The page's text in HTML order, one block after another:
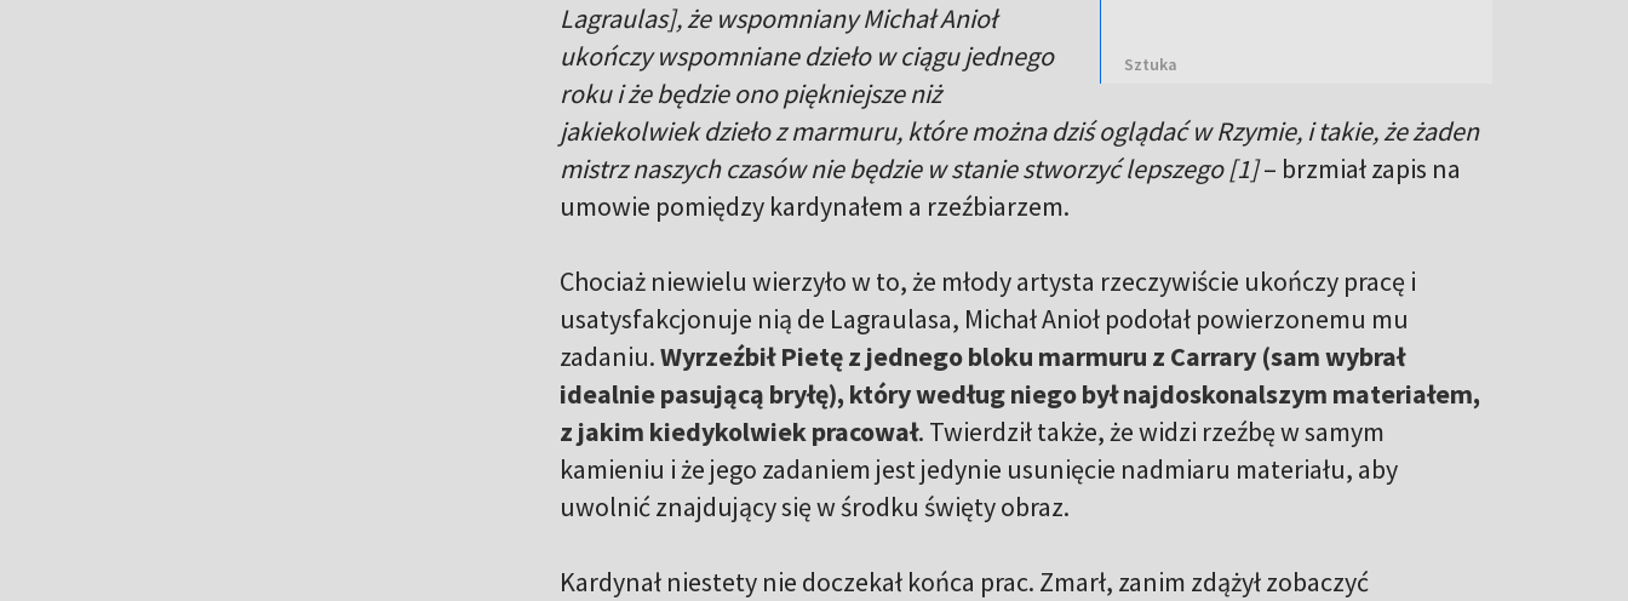
Sztuka
Lagraulas], że wspomniany Michał Anioł
ukończy wspomniane dzieło w ciągu jednego
roku i że będzie ono piękniejsze niż
jakiekolwiek dzieło z marmuru, które można dziś oglądać w Rzymie, i takie, że żaden
mistrz naszych czasów nie będzie w stanie stworzyć lepszego [1]– brzmiał zapis na
umowie pomiędzy kardynałem a rzeźbiarzem.
Chociaż niewielu wierzyło w to, że młody artysta rzeczywiście ukończy pracę i
usatysfakcjonuje nią de Lagraulasa, Michał Anioł podołał powierzonemu mu
zadaniu.Wyrzeźbił Pietę z jednego bloku marmuru z Carrary (sam wybrał
idealnie pasującą bryłę), który według niego był najdoskonalszym materiałem,
z jakim kiedykolwiek pracował. Twierdził także, że widzi rzeźbę w samym
kamieniu i że jego zadaniem jest jedynie usunięcie nadmiaru materiału, aby
uwolnić znajdujący się w środku święty obraz.
Kardynał niestety nie doczekał końca prac. Zmarł, zanim zdążył zobaczyć